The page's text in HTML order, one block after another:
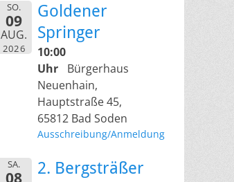
SO.
09
AUG.
2026
Goldener
Springer
10:00
Uhr
Bürgerhaus
Neuenhain,
Hauptstraße 45,
65812 Bad Soden
Ausschreibung/Anmeldung
SA.
08
2. Bergsträßer